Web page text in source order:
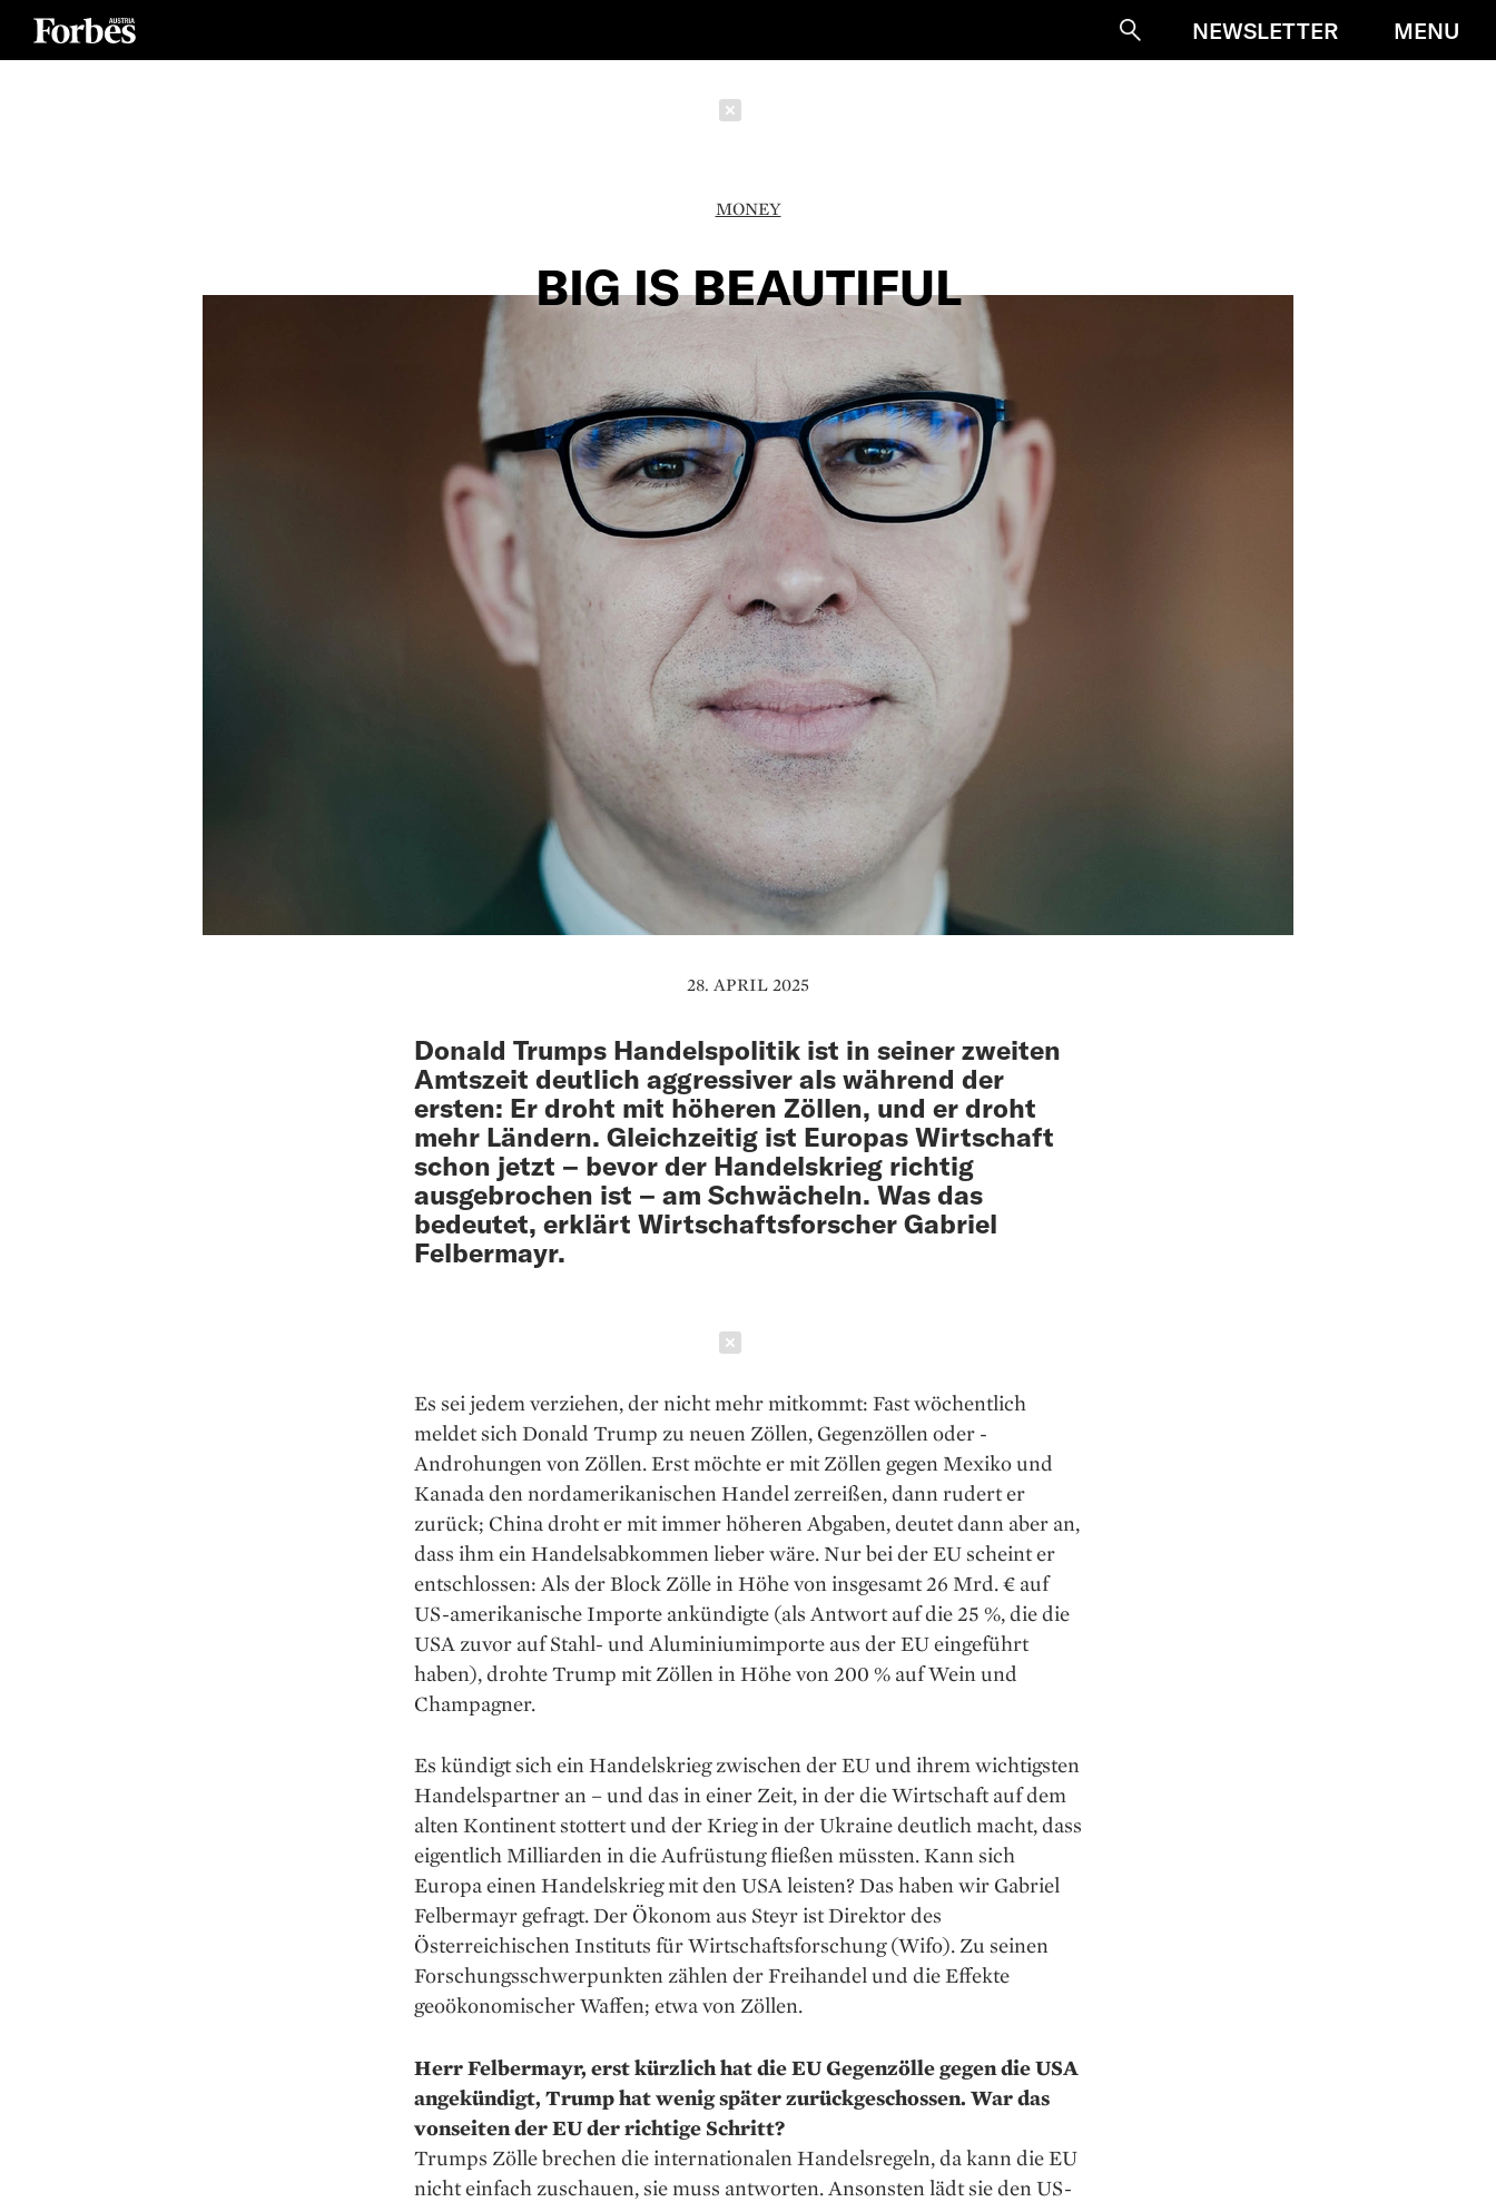
SucheNEWSLETTER MENU
MONEY
BIG IS BEAUTIFUL
28. APRIL 2025
Donald Trumps Handelspolitik ist in seiner zweiten
Amtszeit deutlich aggressiver als während der
ersten: Er droht mit höheren Zöllen, und er droht
mehr Ländern. Gleichzeitig ist Europas Wirtschaft
schon jetzt – bevor der Handelskrieg richtig
ausgebrochen ist – am Schwächeln. Was das
bedeutet, erklärt Wirtschaftsforscher Gabriel
Felbermayr.
Es sei jedem verziehen, der nicht mehr mitkommt: Fast ­wöchentlich
meldet sich Donald Trump zu neuen Zöllen, Gegenzöllen oder ­
Androhungen von Zöllen. Erst möchte er mit Zöllen gegen ­Mexiko und
Kanada den nordamerika­nischen Handel zerreißen, dann ­rudert er
zurück; China droht er mit immer höheren Abgaben, deutet dann aber an,
dass ihm ein Handelsabkommen lieber wäre. Nur bei der EU scheint er
entschlossen: Als der Block Zölle in Höhe von insgesamt 26 Mrd. € auf
US-amerikanische Importe ankündigte (als Antwort auf die 25 %, die die
USA zuvor auf Stahl- und Aluminium­importe aus der EU eingeführt
haben), drohte Trump mit Zöllen in Höhe von 200 % auf Wein und
Champag­ner.
Es kündigt sich ein Handelskrieg ­zwischen der EU und ihrem ­wichtigsten
Handelspartner an – und das in ­einer Zeit, in der die Wirtschaft auf dem
alten Kontinent stottert und der Krieg in der Ukrai­­ne deutlich macht, dass
eigentlich Milliarden in die Auf­rüstung fließen müssten. Kann sich
Europa einen Handelskrieg mit den USA leisten? Das haben wir Gabriel
Felbermayr gefragt. Der Ökonom aus Steyr ist ­Direktor des
Österreichischen Instituts für Wirtschaftsforschung (Wifo). Zu seinen
Forschungsschwerpunkten zählen der Frei­handel und die Effekte
geoökono­mischer Waffen; etwa von Zöllen.
Herr Felbermayr, erst kürzlich hat die EU Gegenzölle gegen die USA
angekündigt, Trump hat ­wenig später zurückgeschossen. War das
vonseiten der EU der richtige Schritt?
Trumps Zölle brechen die inter­nationalen Handelsregeln, da kann die EU
nicht einfach zuschauen, sie muss antworten. Ansonsten lädt sie den US-